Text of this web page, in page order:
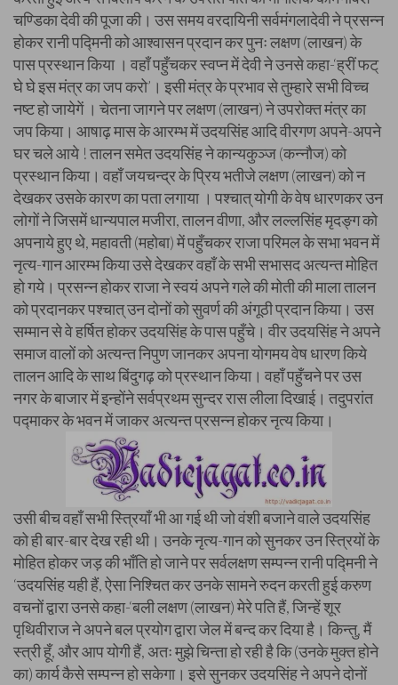
चण्डिका देवी की पूजा की। उस समय वरदायिनी सर्वमंगलादेवी ने प्रसन्न
होकर रानी पद्मिनी को आश्वासन प्रदान कर पुनः लक्षण (लाखन) के
पास प्रस्थान किया । वहाँ पहुँचकर स्वप्न में देवी ने उनसे कहा-‘ह्रीं फट्
घे घे इस मंत्र का जप करो’। इसी मंत्र के प्रभाव से तुम्हारे सभी विच्च
नष्ट हो जायेगें । चेतना जागने पर लक्षण (लाखन) ने उपरोक्त मंत्र का
जप किया। आषाढ़ मास के आरम्भ में उदयसिंह आदि वीरगण अपने-अपने
घर चले आये ! तालन समेत उदयसिंह ने कान्यकुञ्ज (कन्नौज) को
प्रस्थान किया। वहाँ जयचन्द्र के प्रिय भतीजे लक्षण (लाखन) को न
देखकर उसके कारण का पता लगाया । पश्चात् योगी के वेष धारणकर उन
लोगों ने जिसमें धान्यपाल मजीरा, तालन वीणा, और लल्लसिंह मृदङ्ग को
अपनाये हुए थे, महावती (महोबा) में पहुँचकर राजा परिमल के सभा भवन में
नृत्य-गान आरम्भ किया उसे देखकर वहाँ के सभी सभासद अत्यन्त मोहित
हो गये। प्रसन्न होकर राजा ने स्वयं अपने गले की मोती की माला तालन
को प्रदानकर पश्चात् उन दोनों को सुवर्ण की अंगूठी प्रदान किया। उस
सम्मान से वे हर्षित होकर उदयसिंह के पास पहुँचे। वीर उदयसिंह ने अपने
समाज वालों को अत्यन्त निपुण जानकर अपना योगमय वेष धारण किये
तालन आदि के साथ बिंदुगढ़ को प्रस्थान किया। वहाँ पहुँचने पर उस
नगर के बाजार में इन्होंने सर्वप्रथम सुन्दर रास लीला दिखाई। तदुपरांत
पद्माकर के भवन में जाकर अत्यन्त प्रसन्न होकर नृत्य किया।
उसी बीच वहाँ सभी स्त्रियाँ भी आ गई थी जो वंशी बजाने वाले उदयसिंह
को ही बार-बार देख रही थी। उनके नृत्य-गान को सुनकर उन स्त्रियों के
मोहित होकर जड़ की भाँति हो जाने पर सर्वलक्षण सम्पन्न रानी पद्मिनी ने
‘उदयसिंह यही हैं, ऐसा निश्चित कर उनके सामने रुदन करती हुई करुण
वचनों द्वारा उनसे कहा-‘बली लक्षण (लाखन) मेरे पति हैं, जिन्हें शूर
पृथिवीराज ने अपने बल प्रयोग द्वारा जेल में बन्द कर दिया है। किन्तु, मैं
स्त्री हूँ, और आप योगी हैं, अतः मुझे चिन्ता हो रही है कि (उनके मुक्त होने
का) कार्य कैसे सम्पन्न हो सकेगा। इसे सुनकर उदयसिंह ने अपने दोनों